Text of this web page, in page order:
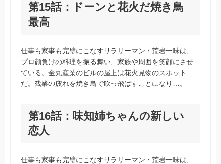
第15話：ドーンと花火だ焼き鳥
最高
仕事も家事も完璧にこなすサラリーマン・荒岩一味は、
プロ顔負けの料理を振る舞い、家族や周囲を笑顔にさせ
ている。金丸産業のビルの屋上は花火見物のスポット
だ。残業の疲れを焼き鳥で吹っ飛ばすことになり…。
第16話：味知姉ちゃんの新しい
恋人
仕事も家事も完璧にこなすサラリーマン・荒岩一味は、